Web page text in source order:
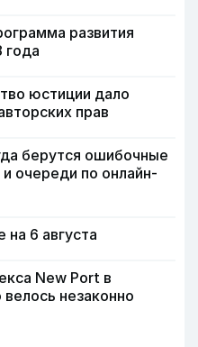
развития
года
юстиции дало
прав
берутся ошибочные
очереди по онлайн-
на 6 августа
New Port в
незаконно